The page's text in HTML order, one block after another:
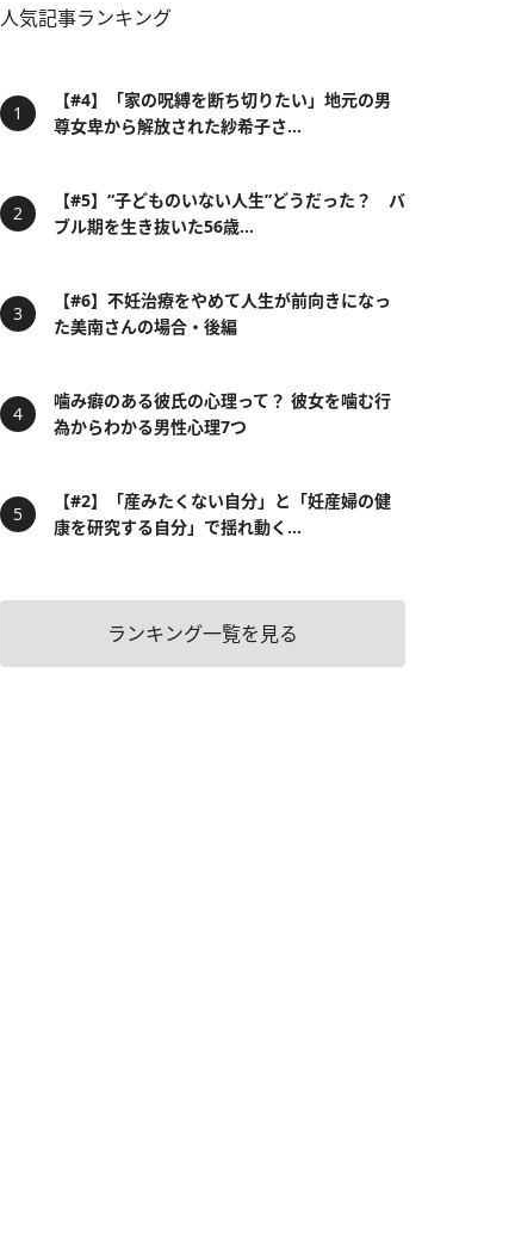
人気記事ランキング
【#4】「家の呪縛を断ち切りたい」地元の男
尊女卑から解放された紗希子さ...
【#5】“子どものいない人生”どうだった？ バ
ブル期を生き抜いた56歳...
【#6】不妊治療をやめて人生が前向きになっ
た美南さんの場合・後編
噛み癖のある彼氏の心理って？ 彼女を噛む行
為からわかる男性心理7つ
【#2】「産みたくない自分」と「妊産婦の健
康を研究する自分」で揺れ動く...
ランキング一覧を見る